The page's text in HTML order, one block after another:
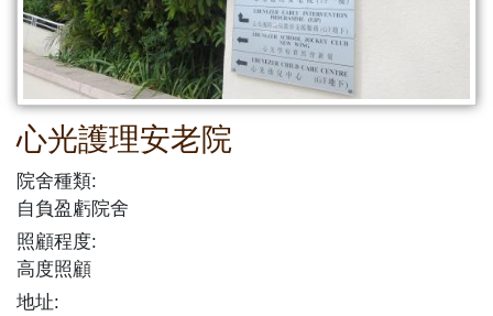
心光護理安老院
院舍種類:
自負盈虧院舍
照顧程度:
高度照顧
地址: